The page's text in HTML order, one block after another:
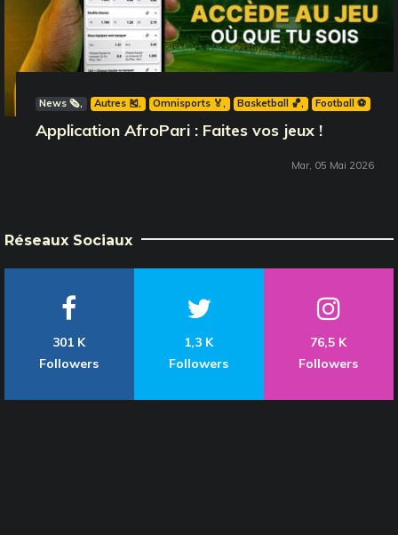
News 🗞️ Autres 🎽 Omnisports 🏅 Basketball 🏀 Football ⚽️
Application AfroPari : Faites vos jeux !
Mar, 05 Mai 2026
Réseaux Sociaux
301 K
Followers
1,3 K
Followers
76,5 K
Followers